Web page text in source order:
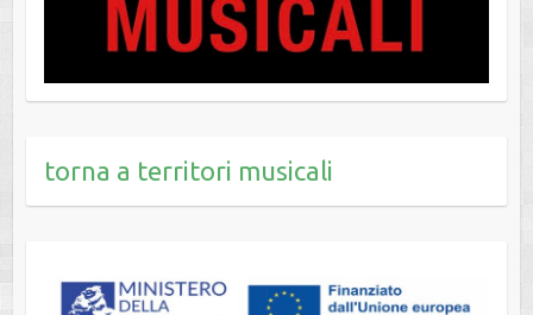
torna a territori musicali